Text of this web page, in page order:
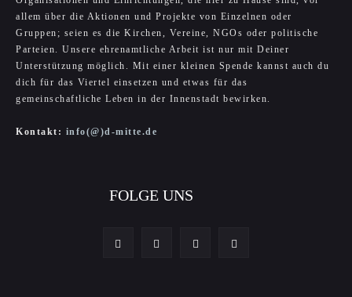
allem über die Aktionen und Projekte von Einzelnen oder
Gruppen; seien es die Kirchen, Vereine, NGOs oder politische
Parteien. Unsere ehrenamtliche Arbeit ist nur mit Deiner
Unterstützung möglich. Mit einer kleinen Spende kannst auch du
dich für das Viertel einsetzen und etwas für das
gemeinschaftliche Leben in der Innenstadt bewirken.
Kontakt: info(@)d-mitte.de
FOLGE UNS